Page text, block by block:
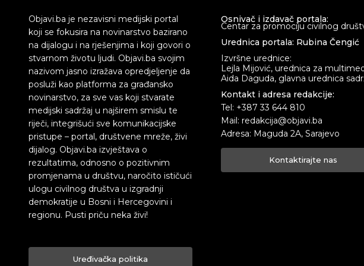
Objavi.ba je nezavisni medijski portal
koji se fokusira na novinarstvo bazirano
na dijalogu i na rješenjima i koji govori o
stvarnom životu ljudi. Objavi.ba svojim
nazivom jasno izražava opredjeljenje da
posluži kao platforma za građansko
novinarstvo, za sve vas koji stvarate
medijski sadržaj u najširem smislu te
riječi, integrišući sve komunikacijske
pristupe – portal, društvene mreže, živi
dijalog. Objavi.ba izvještava o
rezultatima, odnosno o pozitivnim
promjenama u društvu, naročito ističući
ulogu civilnog društva u izgradnji
demokratije u Bosni i Hercegovini i
regionu. Pusti priču neka živi!
Uređivačka politika
Osnivač i izdavač portala:
Centar za promociju civilnog
Urednica portala: Rubina Čengić
Izvršne urednice:
Lejla Mijović, urednica za
Aida Daguda, glavna urednica
Kontakt i adresa redakcije:
Tel: +387 33 644 810
Mail: redakcija@objavi.ba
Adresa: Maguda 2A, Sarajevo
Kontaktirajte nas